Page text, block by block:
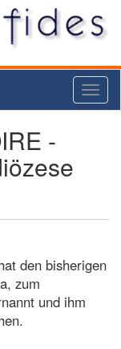
-
den bisherigen
zum
und ihm